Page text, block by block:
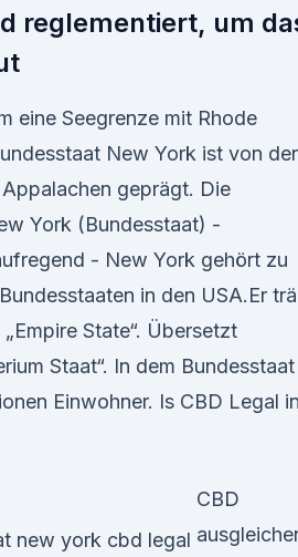
reglementiert, um
eine Seegrenze mit Rhode
New York ist von
geprägt. Die
York (Bundesstaat) -
- New York gehört zu
in den USA.Er
State“. Übersetzt
Staat“. In dem Bundesstaat
Einwohner. Is CBD Legal in
CBD